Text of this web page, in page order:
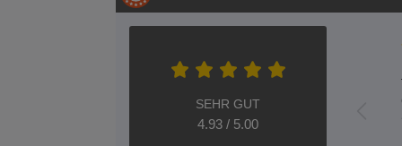
SEHR GUT
4.93 / 5.00